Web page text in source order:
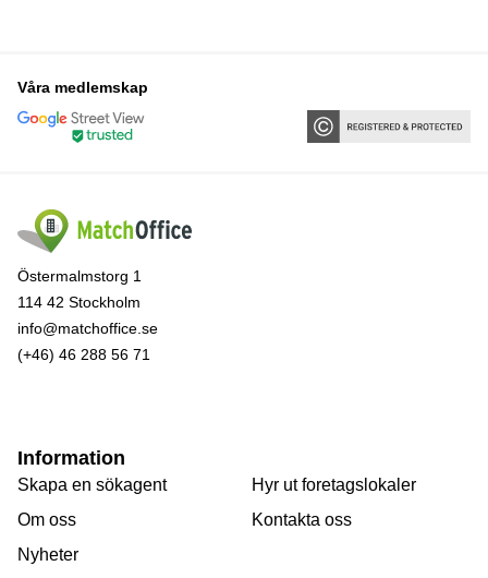
Våra medlemskap
Östermalmstorg 1
114 42 Stockholm
info@matchoffice.se
(+46) 46 288 56 71
Information
Skapa en sökagent
Om oss
Nyheter
Hyr ut foretagslokaler
Kontakta oss